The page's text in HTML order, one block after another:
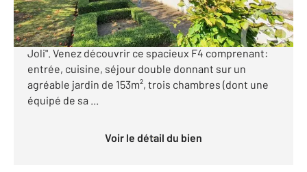
Proche du Centre-Ville et des écoles Flammarion,
dans la récente résidence des "Terrasses du Val
Joli". Venez découvrir ce spacieux F4 comprenant:
entrée, cuisine, séjour double donnant sur un
agréable jardin de 153m², trois chambres (dont une
équipé de sa ...
Voir le détail du bien